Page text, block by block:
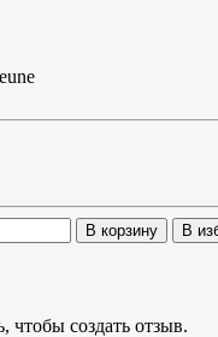
В корзину В
чтобы создать отзыв.